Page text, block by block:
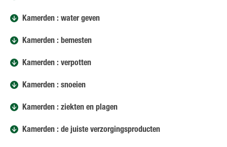
Kamerden : water geven
Kamerden : bemesten
Kamerden : verpotten
Kamerden : snoeien
Kamerden : ziekten en plagen
Kamerden : de juiste verzorgingsproducten